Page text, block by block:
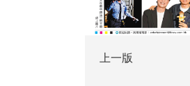
上一版